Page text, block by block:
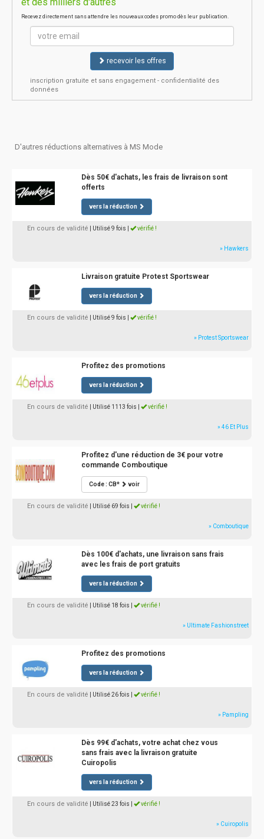
Recevez directement sans attendre les nouveaux codes promo dès leur publication.
recevoir les offres
inscription gratuite et sans engagement - confidentialité des
données
D'autres réductions alternatives à MS Mode
Dès 50€ d'achats, les frais de livraison sont
offerts
vers la réduction
En cours de validité | Utilisé 9 fois vérifié !
» Hawkers
Livraison gratuite Protest Sportswear
vers la réduction
En cours de validité | Utilisé 9 fois vérifié !
» Protest Sportswear
Profitez des promotions
vers la réduction
En cours de validité | Utilisé 1113 fois vérifié !
» 46 Et Plus
Profitez d'une réduction de 3€ pour votre
commande Comboutique
Code : CB* voir
En cours de validité | Utilisé 69 fois vérifié !
» Comboutique
Dès 100€ d'achats, une livraison sans frais
avec les frais de port gratuits
vers la réduction
En cours de validité | Utilisé 18 fois vérifié !
» Ultimate Fashionstreet
Profitez des promotions
vers la réduction
En cours de validité | Utilisé 26 fois vérifié !
» Pampling
Dès 99€ d'achats, votre achat chez vous
sans frais avec la livraison gratuite
Cuiropolis
vers la réduction
En cours de validité | Utilisé 23 fois vérifié !
» Cuiropolis